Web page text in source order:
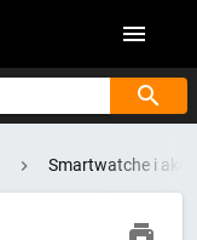
Smartwatche i